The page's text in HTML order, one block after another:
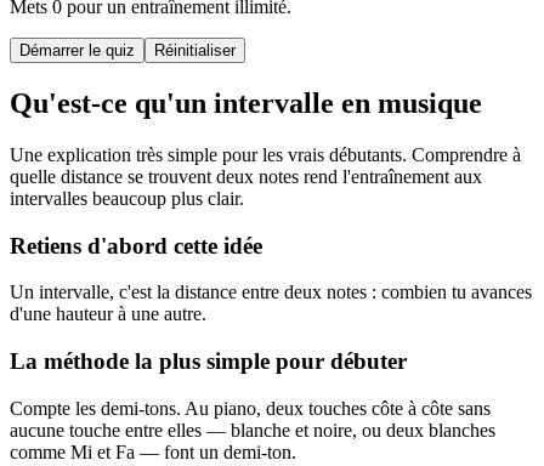
Mets 0 pour un entraînement illimité.
Démarrer le quiz Réinitialiser
Qu'est-ce qu'un intervalle en musique
Une explication très simple pour les vrais débutants. Comprendre à
quelle distance se trouvent deux notes rend l'entraînement aux
intervalles beaucoup plus clair.
Retiens d'abord cette idée
Un intervalle, c'est la distance entre deux notes : combien tu avances
d'une hauteur à une autre.
La méthode la plus simple pour débuter
Compte les demi-tons. Au piano, deux touches côte à côte sans
aucune touche entre elles — blanche et noire, ou deux blanches
comme Mi et Fa — font un demi-ton.